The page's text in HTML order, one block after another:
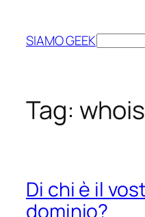
contenuto
SIAMO GEEKCerca
Tag: whois
Di chi è il
dominio?